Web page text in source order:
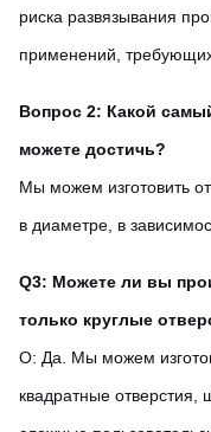
риска развязывания
применений,
Вопрос 2: Какой
можете достичь?
Мы можем изготовить
в диаметре, в
Q3: Можете ли вы
только круглые
О: Да. Мы можем
квадратные отверстия,